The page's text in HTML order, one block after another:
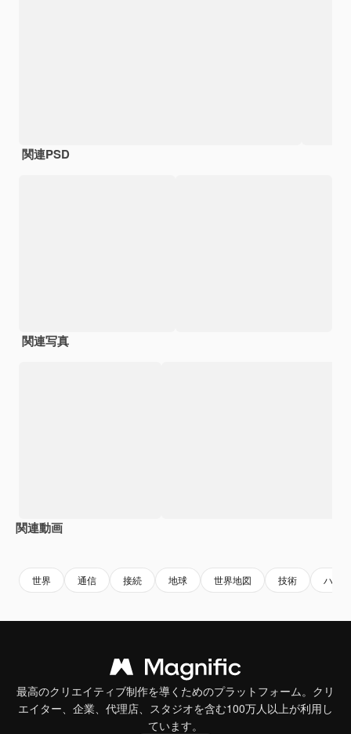
関連PSD
関連写真
関連動画
世界 通信 接続 地球 世界地図 技術 ハイ
最高のクリエイティブ制作を導くためのプラットフォーム。クリ
エイター、企業、代理店、スタジオを含む100万人以上が利用し
ています。